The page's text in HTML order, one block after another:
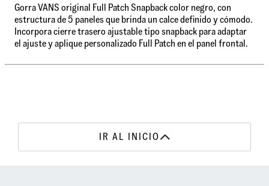
Gorra VANS original Full Patch Snapback color negro, con
estructura de 5 paneles que brinda un calce definido y cómodo.
Incorpora cierre trasero ajustable tipo snapback para adaptar
el ajuste y aplique personalizado Full Patch en el panel frontal.
IR AL INICIO